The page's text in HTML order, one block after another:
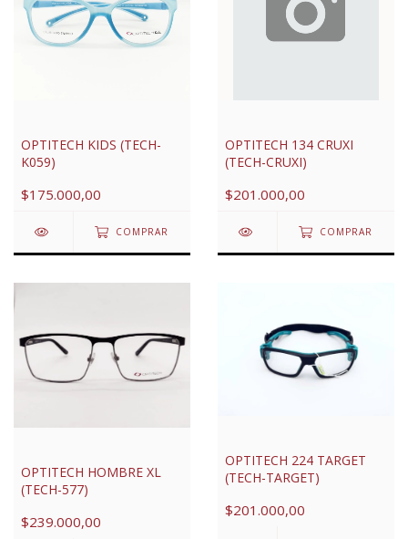
OPTITECH KIDS (TECH-
K059)
$175.000,00
COMPRAR
OPTITECH 134 CRUXI
(TECH-CRUXI)
$201.000,00
COMPRAR
OPTITECH HOMBRE XL
(TECH-577)
$239.000,00
OPTITECH 224 TARGET
(TECH-TARGET)
$201.000,00